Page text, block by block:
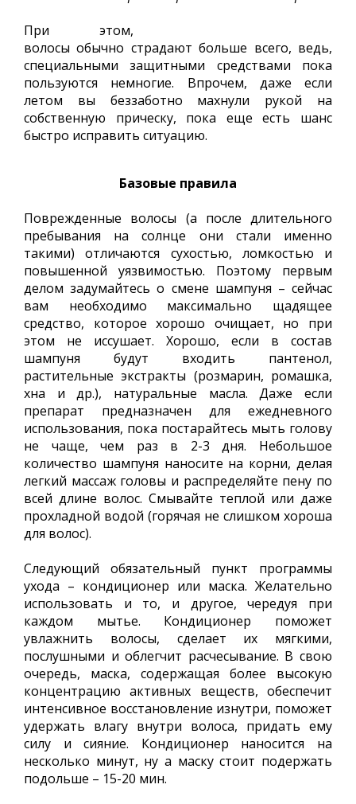
При этом,
волосы обычно страдают больше всего, ведь,
специальными защитными средствами пока
пользуются немногие. Впрочем, даже если
летом вы беззаботно махнули рукой на
собственную прическу, пока еще есть шанс
быстро исправить ситуацию.
Базовые правила
Поврежденные волосы (а после длительного
пребывания на солнце они стали именно
такими) отличаются сухостью, ломкостью и
повышенной уязвимостью. Поэтому первым
делом задумайтесь о смене шампуня – сейчас
вам необходимо максимально щадящее
средство, которое хорошо очищает, но при
этом не иссушает. Хорошо, если в состав
шампуня будут входить пантенол,
растительные экстракты (розмарин, ромашка,
хна и др.), натуральные масла. Даже если
препарат предназначен для ежедневного
использования, пока постарайтесь мыть голову
не чаще, чем раз в 2-3 дня. Небольшое
количество шампуня наносите на корни, делая
легкий массаж головы и распределяйте пену по
всей длине волос. Смывайте теплой или даже
прохладной водой (горячая не слишком хороша
для волос).
Следующий обязательный пункт программы
ухода – кондиционер или маска. Желательно
использовать и то, и другое, чередуя при
каждом мытье. Кондиционер поможет
увлажнить волосы, сделает их мягкими,
послушными и облегчит расчесывание. В свою
очередь, маска, содержащая более высокую
концентрацию активных веществ, обеспечит
интенсивное восстановление изнутри, поможет
удержать влагу внутри волоса, придать ему
силу и сияние. Кондиционер наносится на
несколько минут, ну а маску стоит подержать
подольше – 15-20 мин.